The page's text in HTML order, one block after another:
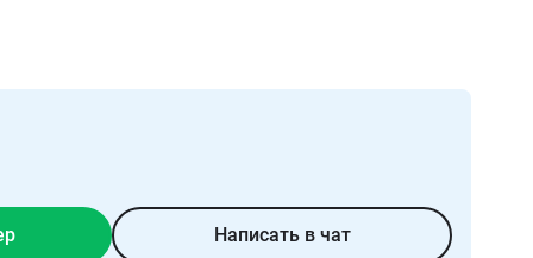
Написать в чат